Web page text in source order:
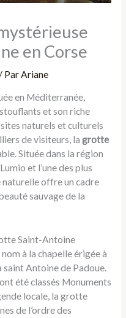
en Corse
ParAriane
en Méditerranée,
et son riche
naturels et culturels
de visiteurs, la grotte
Située dans la région
et l’une des plus
naturelle offre un cadre
sauvage de la
Saint-Antoine
à la chapelle érigée à
saint Antoine de Padoue.
été classés Monuments
locale, la grotte
de l’ordre des